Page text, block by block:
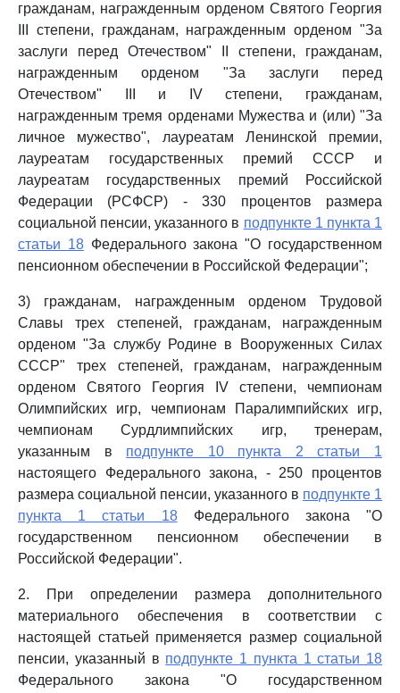
гражданам, награжденным орденом Святого Георгия
III степени, гражданам, награжденным орденом "За
заслуги перед Отечеством" II степени, гражданам,
награжденным орденом "За заслуги перед
Отечеством" III и IV степени, гражданам,
награжденным тремя орденами Мужества и (или) "За
личное мужество", лауреатам Ленинской премии,
лауреатам государственных премий СССР и
лауреатам государственных премий Российской
Федерации (РСФСР) - 330 процентов размера
социальной пенсии, указанного в подпункте 1 пункта 1
статьи 18Федерального закона "О государственном
пенсионном обеспечении в Российской Федерации";
3) гражданам, награжденным орденом Трудовой
Славы трех степеней, гражданам, награжденным
орденом "За службу Родине в Вооруженных Силах
СССР" трех степеней, гражданам, награжденным
орденом Святого Георгия IV степени, чемпионам
Олимпийских игр, чемпионам Паралимпийских игр,
чемпионам Сурдлимпийских игр, тренерам,
указанным в подпункте 10 пункта 2 статьи 1
настоящего Федерального закона, - 250 процентов
размера социальной пенсии, указанного в подпункте 1
пункта 1 статьи 18Федерального закона "О
государственном пенсионном обеспечении в
Российской Федерации".
2. При определении размера дополнительного
материального обеспечения в соответствии с
настоящей статьей применяется размер социальной
пенсии, указанный в подпункте 1 пункта 1 статьи 18
Федерального закона "О государственном